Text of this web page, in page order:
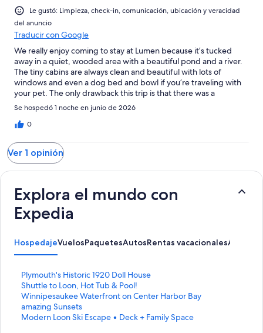
opinionesLe gustó: Limpieza, check-in, comunicación, ubicación y veracidad
del anuncio
Traducir con Google
We really enjoy coming to stay at Lumen because it’s tucked
away in a quiet, wooded area with a beautiful pond and a river.
The tiny cabins are always clean and beautiful with lots of
windows and even a dog bed and bowl if you’re traveling with
your pet. The only drawback this trip is that there was a
wedding just on the other side of the trees from our cabin, so it
would have been nice to know to expect that in advance. The
good news is that they were quiet by the regular quiet hours.
information. Otherwise, it was a wonderful trip. It is somewhat
pricey for a longer stay though. The bath house is always very
clean, and at some point I’m going to try one of those saunas!
Se hospedó 1 noche en junio de 2026
0
Ver 1 opinión
Explora el mundo con
Expedia
HospedajeVuelosPaquetesAutosRentas vacacionales
Plymouth's Historic 1920 Doll House
E
n
l
a
c
Shuttle to Loon, Hot Tub & Pool!
E
n
l
a
Winnipesaukee Waterfront on Center Harbor Bay
amazing Sunsets
E
n
lModern Loon Ski Escape • Deck + Family Space
E